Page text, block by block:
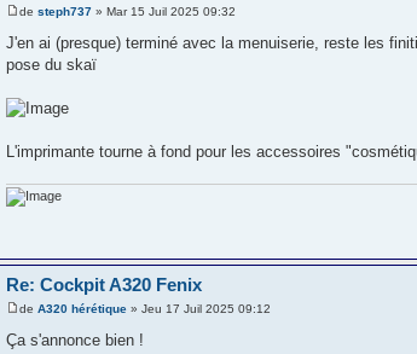
desteph737 » Mar 15 Juil 2025 09:32
J'en ai (presque) terminé avec la menuiserie, reste les
pose du skaï
L'imprimante tourne à fond pour les accessoires
Re: Cockpit A320 Fenix
deA320 hérétique » Jeu 17 Juil 2025 09:12
Ça s'annonce bien !